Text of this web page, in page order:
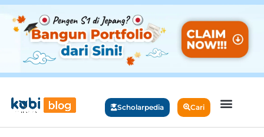
Scholarpedia Cari